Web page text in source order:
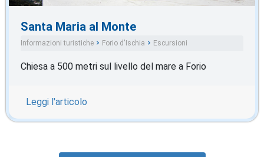
Santa Maria al Monte
Informazioni turistiche Forio d'Ischia Escursioni
Chiesa a 500 metri sul livello del mare a Forio
Leggi l'articolo